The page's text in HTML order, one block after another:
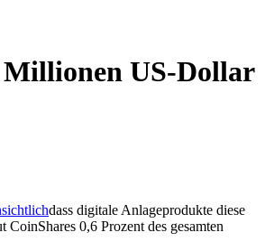
Millionen US-Dollar
dass digitale Anlageprodukte diese
0,6 Prozent des gesamten